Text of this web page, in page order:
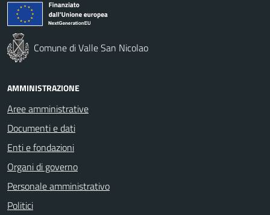
Comune di Valle San Nicolao
AMMINISTRAZIONE
Aree amministrative
Documenti e dati
Enti e fondazioni
Organi di governo
Personale amministrativo
Politici